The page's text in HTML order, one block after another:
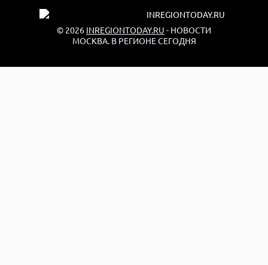
© 2026 INREGIONTODAY.RU - НОВОСТИ
МОСКВА. В РЕГИОНЕ СЕГОДНЯ